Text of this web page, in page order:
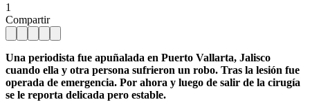
1
Compartir
Una periodista fue apuñalada en Puerto Vallarta, Jalisco
cuando ella y otra persona sufrieron un robo. Tras la lesión fue
operada de emergencia. Por ahora y luego de salir de la cirugía
se le reporta delicada pero estable.